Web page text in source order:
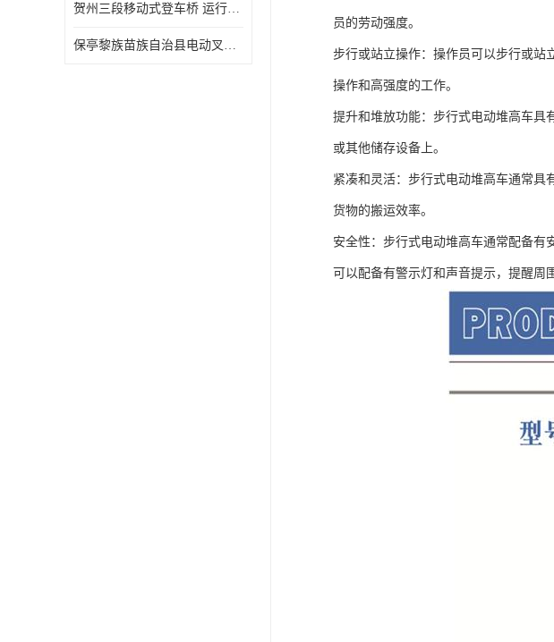
贺州三段移动式登车桥 运行可靠 防滑性能好
保亭黎族苗族自治县电动叉车 性能稳定 运行平稳
员的劳动强度。
步行或站立操作：操作员可以步行或站
操作和高强度的工作。
提升和堆放功能：步行式电动堆高车具
或其他储存设备上。
紧凑和灵活：步行式电动堆高车通常具
货物的搬运效率。
安全性：步行式电动堆高车通常配备有
可以配备有警示灯和声音提示，提醒周